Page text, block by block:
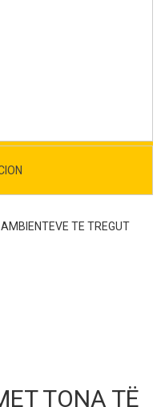
TE TREGUT
TONA TË